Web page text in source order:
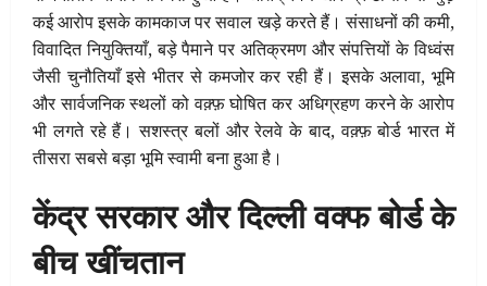
कई आरोप इसके कामकाज पर सवाल खड़े करते हैं। संसाधनों की कमी,
विवादित नियुक्तियाँ, बड़े पैमाने पर अतिक्रमण और संपत्तियों के विध्वंस
जैसी चुनौतियाँ इसे भीतर से कमजोर कर रही हैं। इसके अलावा, भूमि
और सार्वजनिक स्थलों को वक़्फ़ घोषित कर अधिग्रहण करने के आरोप
भी लगते रहे हैं। सशस्त्र बलों और रेलवे के बाद, वक़्फ़ बोर्ड भारत में
तीसरा सबसे बड़ा भूमि स्वामी बना हुआ है।
केंद्र सरकार और दिल्ली वक्फ बोर्ड के
बीच खींचतान